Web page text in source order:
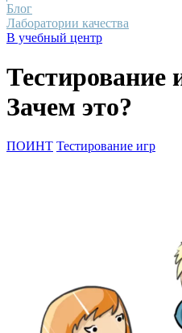
Блог
Лаборатории качества
В учебный центр
Тестирование
Зачем это?
ПОИНТ Тестирование игр